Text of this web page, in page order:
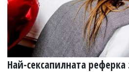
Най-сексапилната